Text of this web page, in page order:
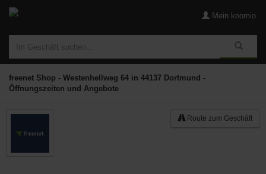
Mein koomio
freenet Shop - Westenhellweg 64 in 44137 Dortmund -
Öffnungszeiten und Angebote
Route zum Geschäft